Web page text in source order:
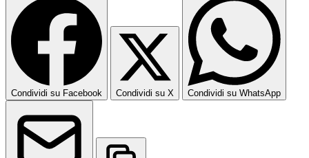
Condividi su Facebook Condividi su X Condividi su WhatsApp